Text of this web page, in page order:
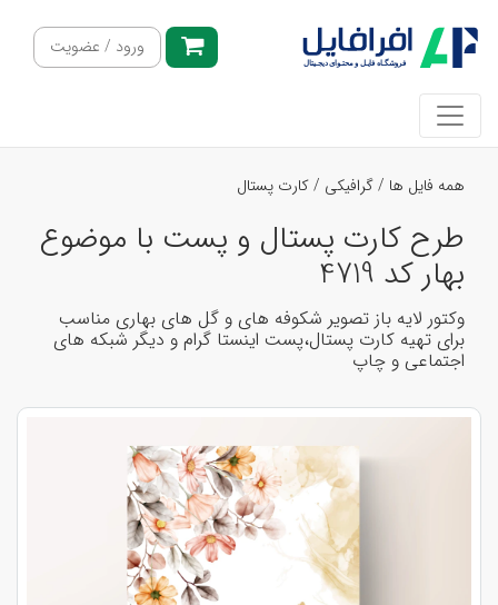
ورود / عضویت
همه فایل ها /گرافیکی /کارت پستال
طرح کارت پستال و پست با موضوع
بهار کد 4719
وکتور لایه باز تصویر شکوفه های و گل های بهاری مناسب
برای تهیه کارت پستال،پست اینستا گرام و دیگر شبکه های
اجتماعی و چاپ